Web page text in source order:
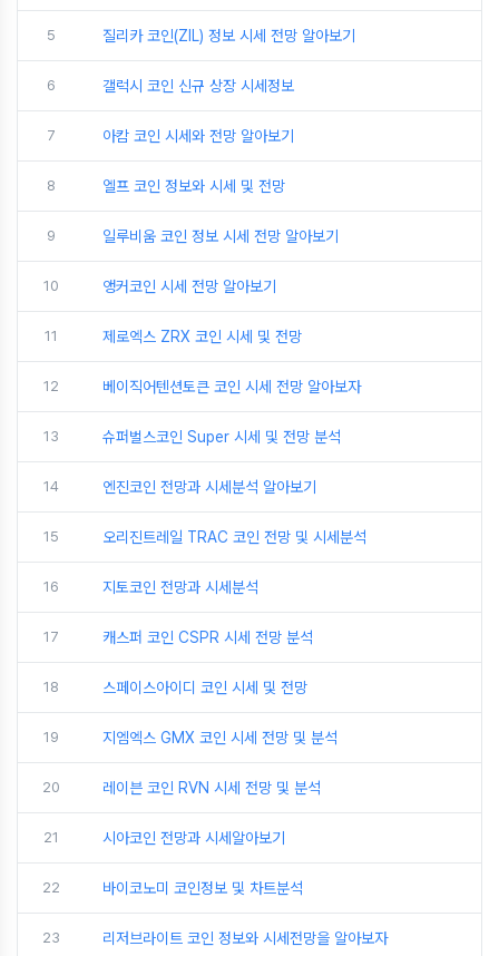
5 질리카 코인(ZIL) 정보 시세 전망 알아보기
6 갤럭시 코인 신규 상장 시세정보
7 아캄 코인 시세와 전망 알아보기
8 엘프 코인 정보와 시세 및 전망
9 일루비움 코인 정보 시세 전망 알아보기
10 앵커코인 시세 전망 알아보기
11 제로엑스 ZRX 코인 시세 및 전망
12 베이직어텐션토큰 코인 시세 전망 알아보자
13 슈퍼벌스코인 Super 시세 및 전망 분석
14 엔진코인 전망과 시세분석 알아보기
15 오리진트레일 TRAC 코인 전망 및 시세분석
16 지토코인 전망과 시세분석
17 캐스퍼 코인 CSPR 시세 전망 분석
18 스페이스아이디 코인 시세 및 전망
19 지엠엑스 GMX 코인 시세 전망 및 분석
20 레이븐 코인 RVN 시세 전망 및 분석
21 시아코인 전망과 시세알아보기
22 바이코노미 코인정보 및 차트분석
23 리저브라이트 코인 정보와 시세전망을 알아보자